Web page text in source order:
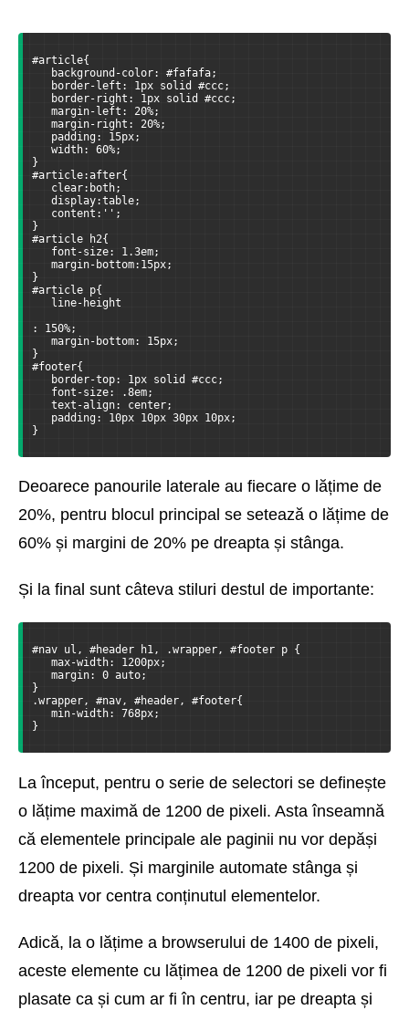
#article{
background-color: #fafafa;
border-left: 1px solid #ccc;
border-right: 1px solid #ccc;
margin-left: 20%;
margin-right: 20%;
padding: 15px;
width: 60%;
}
#article:after{
clear:both;
display:table;
content:'';
}
#article h2{
font-size: 1.3em;
margin-bottom:15px;
}
#article p{
line-height
: 150%;
margin-bottom: 15px;
}
#footer{
border-top: 1px solid #ccc;
font-size: .8em;
text-align: center;
padding: 10px 10px 30px 10px;
}
Deoarece panourile laterale au fiecare o lățime de
20%, pentru blocul principal se setează o lățime de
60% și margini de 20% pe dreapta și stânga.
Și la final sunt câteva stiluri destul de importante:
#nav ul, #header h1, .wrapper, #footer p {
max-width: 1200px;
margin: 0 auto;
}
.wrapper, #nav, #header, #footer{
min-width: 768px;
}
La început, pentru o serie de selectori se definește
o lățime maximă de 1200 de pixeli. Asta înseamnă
că elementele principale ale paginii nu vor depăși
1200 de pixeli. Și marginile automate stânga și
dreapta vor centra conținutul elementelor.
Adică, la o lățime a browserului de 1400 de pixeli,
aceste elemente cu lățimea de 1200 de pixeli vor fi
plasate ca și cum ar fi în centru, iar pe dreapta și